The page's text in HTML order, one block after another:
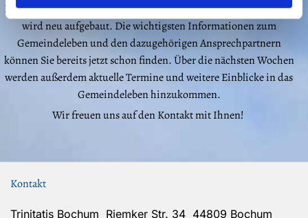
Liebe Besucherinnen und Besucher, unsere Gemeindehomepage
wird neu aufgebaut. Die wichtigsten Informationen zum
Gemeindeleben und den dazugehörigen Ansprechpartnern
können Sie bereits jetzt schon finden. Über die nächsten Wochen
werden außerdem aktuelle Termine und weitere Einblicke in das
Gemeindeleben hinzukommen.
Wir freuen uns auf den Kontakt mit Ihnen!
Kontakt
Trinitatis Bochum Riemker Str. 34 44809 Bochum